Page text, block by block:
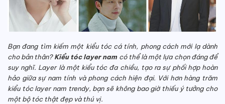
Bạn đang tìm kiếm một kiểu tóc cá tính, phong cách mới lạ dành
cho bản thân?Kiểu tóc layer nam có thể là một lựa chọn đáng để
suy nghĩ. Layer là một kiểu tóc đa chiều, tạo ra sự phối hợp hoàn
hảo giữa sự nam tính và phong cách hiện đại. Với hơn hàng trăm
kiểu tóc layer nam trendy, bạn sẽ không bao giờ thiếu ý tưởng cho
một bộ tóc thật đẹp và thú vị.